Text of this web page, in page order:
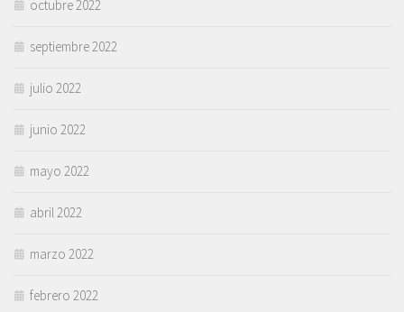
octubre 2022
septiembre 2022
julio 2022
junio 2022
mayo 2022
abril 2022
marzo 2022
febrero 2022